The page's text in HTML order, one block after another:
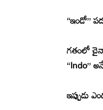
“ఇండో”
గతంలో
“Indo”
ఇప్పుడు